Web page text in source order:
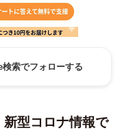
索でフォローする
新型コロナ情報で